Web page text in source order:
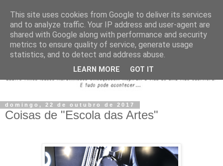
domingo, 22 de outubro de 2017
Coisas de "Escola das Artes"
This site uses cookies from Google to deliver its services
and to analyze traffic. Your IP address and user-agent are
shared with Google along with performance and security
metrics to ensure quality of service, generate usage
statistics, and to detect and address abuse.
LEARN MORE GOT IT